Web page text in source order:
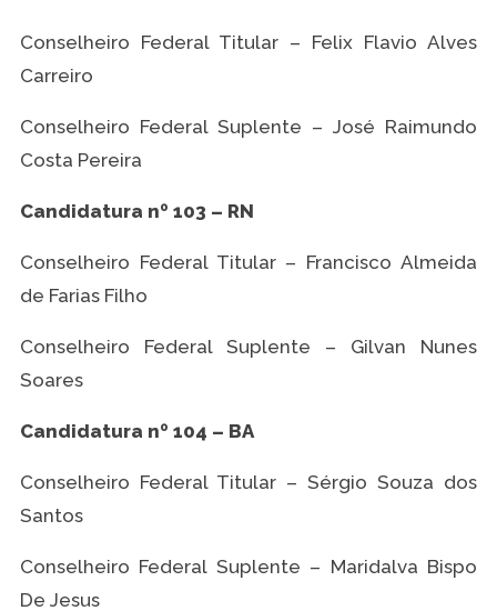
Conselheiro Federal Titular – Felix Flavio Alves
Carreiro
Conselheiro Federal Suplente – José Raimundo
Costa Pereira
Candidatura nº 103 – RN
Conselheiro Federal Titular – Francisco Almeida
de Farias Filho
Conselheiro Federal Suplente – Gilvan Nunes
Soares
Candidatura nº 104 – BA
Conselheiro Federal Titular – Sérgio Souza dos
Santos
Conselheiro Federal Suplente – Maridalva Bispo
De Jesus